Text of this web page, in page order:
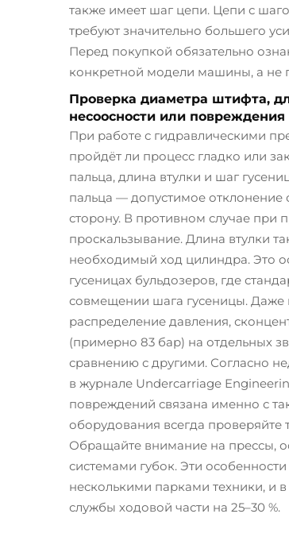
также имеет шаг цепи. Цепи с
требуют значительно большего
Перед покупкой обязательно
конкретной модели машины, а не
Проверка диаметра штифта,
несоосности или
При работе с гидравлическими
пройдёт ли процесс гладко или
пальца, длина втулки и шаг
пальца — допустимое отклонение
сторону. В противном случае при
проскальзывание. Длина втулки
необходимый ход цилиндра. Это
гусеницах бульдозеров, где
совмещении шага гусеницы.
распределение давления,
(примерно 83 бар) на отдельных
сравнению с другими. Согласно
в журнале Undercarriage
повреждений связана именно с
оборудования всегда
Обращайте внимание на прессы,
системами губок. Эти
несколькими парками техники, и
службы ходовой части на 25–30 %.